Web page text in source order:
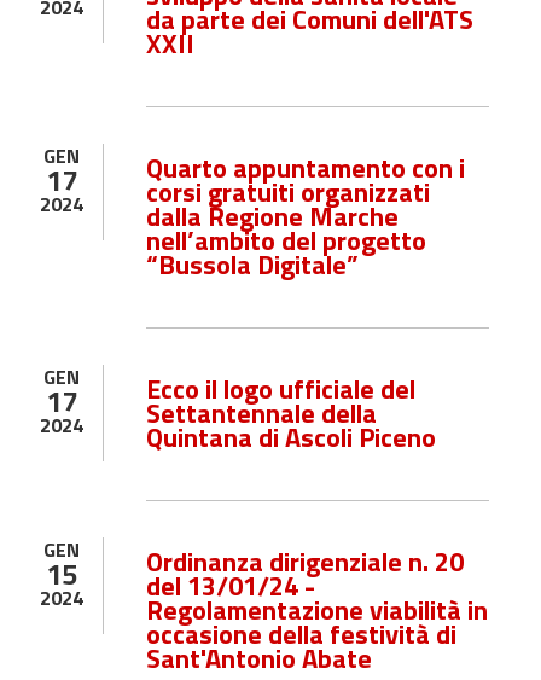
2024 da parte dei Comuni dell'ATS
XXII
GEN
17
2024
Quarto appuntamento con i
corsi gratuiti organizzati
dalla Regione Marche
nell’ambito del progetto
“Bussola Digitale”
GEN
17
2024
Ecco il logo ufficiale del
Settantennale della
Quintana di Ascoli Piceno
GEN
15
2024
Ordinanza dirigenziale n. 20
del 13/01/24 -
Regolamentazione viabilità in
occasione della festività di
Sant'Antonio Abate